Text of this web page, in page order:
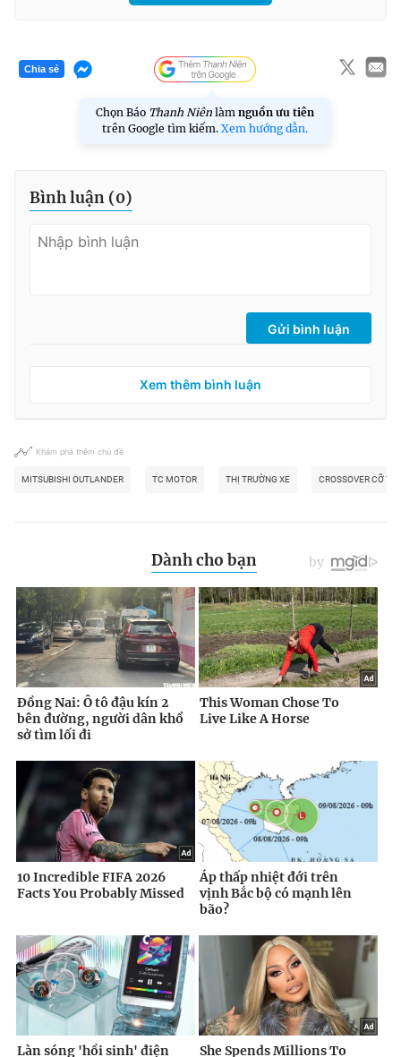
Chia sẻ
Chọn Báo Thanh Niên làm nguồn ưu tiên
trên Google tìm kiếm. Xem hướng dẫn.
Bình luận (0)
Gửi bình luận
Xem thêm bình luận
Khám phá thêm chủ đề
MITSUBISHI OUTLANDER TC MOTOR THỊ TRƯỜNG XE CROSSOVER CỠ